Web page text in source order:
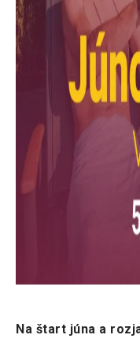
Na štart júna a